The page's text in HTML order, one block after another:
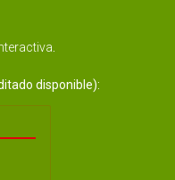
disponible):